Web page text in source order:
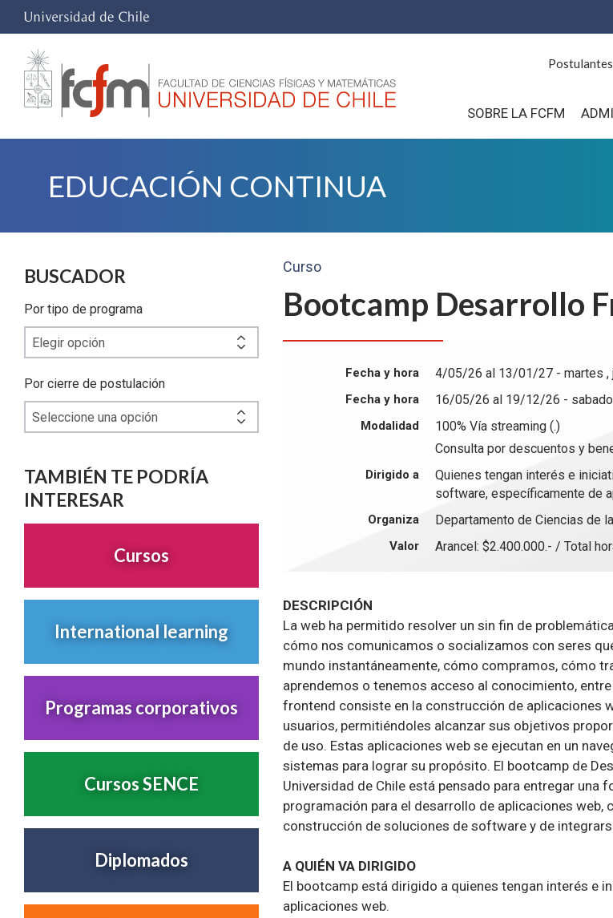
Postulantes
SOBRE LA FCFM
EDUCACIÓN CONTINUA
BUSCADOR
Por tipo de programa
Por cierre de postulación
TAMBIÉN TE PODRÍA
INTERESAR
Cursos
International learning
Programas corporativos
Cursos SENCE
Diplomados
Curso
Bootcamp Desarrollo
Fecha y hora 4/05/26 al 13/01/27 - martes ,
Fecha y hora 16/05/26 al 19/12/26 - sabado
Modalidad
100% Vía streaming (.)
Consulta por descuentos y
Dirigido a
Quienes tengan interés e
software, específicamente de
Organiza Departamento de Ciencias de
Valor Arancel: $2.400.000.- / Total
DESCRIPCIÓN
La web ha permitido resolver un sin fin de
cómo nos comunicamos o socializamos con seres
mundo instantáneamente, cómo compramos, cómo
aprendemos o tenemos acceso al conocimiento,
frontend consiste en la construcción de aplicaciones
usuarios, permitiéndoles alcanzar sus objetivos
de uso. Estas aplicaciones web se ejecutan en un
sistemas para lograr su propósito. El bootcamp de
Universidad de Chile está pensado para entregar
programación para el desarrollo de aplicaciones web,
construcción de soluciones de software y de
A QUIÉN VA DIRIGIDO
El bootcamp está dirigido a quienes tengan interés e
aplicaciones web.